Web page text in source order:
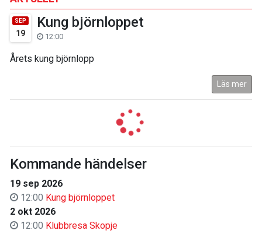
SEP
19
Kung björnloppet
12:00
Årets kung björnlopp
Läs mer
Kommande händelser
19 sep 2026
12:00 Kung björnloppet
2 okt 2026
12:00 Klubbresa Skopje